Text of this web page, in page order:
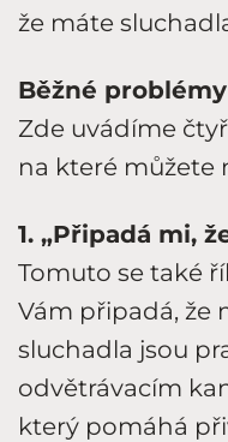
že máte
Běžné
Zde uvádíme
na které můžete
1. „Připadá mi,
Tomuto se také
Vám připadá, že
sluchadla jsou
odvětrávacím
který pomáhá